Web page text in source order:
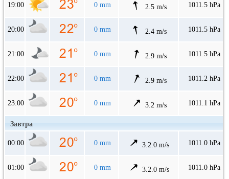
19:00 0 mm 2.5 m/s 1011.5 hPa
20:00 0 mm 2.4 m/s 1011.5 hPa
21:00 0 mm 2.9 m/s 1011.5 hPa
22:00 0 mm 2.9 m/s 1011.2 hPa
23:00 0 mm 3.2 m/s 1011.1 hPa
Завтра
00:00 0 mm 3.2.0 m/s 1011.0 hPa
01:00 0 mm 3.2.0 m/s 1011.0 hPa